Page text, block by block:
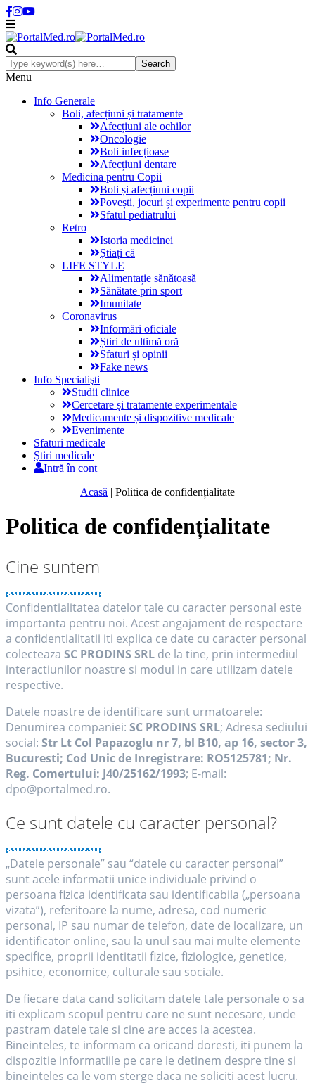
Menu
Info Generale
Boli, afecțiuni și tratamente
Afecțiuni ale ochilor
Oncologie
Boli infecțioase
Afecțiuni dentare
Medicina pentru Copii
Boli și afecțiuni copii
Povești, jocuri și experimente pentru copii
Sfatul pediatrului
Retro
Istoria medicinei
Știați că
LIFE STYLE
Alimentație sănătoasă
Sănătate prin sport
Imunitate
Coronavirus
Informări oficiale
Știri de ultimă oră
Sfaturi și opinii
Fake news
Info Specialişti
Studii clinice
Cercetare și tratamente experimentale
Medicamente și dispozitive medicale
Evenimente
Sfaturi medicale
Ştiri medicale
Intră în cont
Acasă | Politica de confidențialitate
Politica de confidențialitate
Cine suntem
Confidentialitatea datelor tale cu caracter personal este
importanta pentru noi. Acest angajament de respectare
a confidentialitatii iti explica ce date cu caracter personal
colecteaza SC PRODINS SRL de la tine, prin intermediul
interactiunilor noastre si modul in care utilizam datele
respective.
Datele noastre de identificare sunt urmatoarele:
Denumirea companiei: SC PRODINS SRL; Adresa sediului
social: Str Lt Col Papazoglu nr 7, bl B10, ap 16, sector 3,
Bucuresti; Cod Unic de Inregistrare: RO5125781; Nr.
Reg. Comertului: J40/25162/1993; E-mail:
dpo@portalmed.ro.
Ce sunt datele cu caracter personal?
„Datele personale” sau “datele cu caracter personal”
sunt acele informatii unice individuale privind o
persoana fizica identificata sau identificabila („persoana
vizata”), referitoare la nume, adresa, cod numeric
personal, IP sau numar de telefon, date de localizare, un
identificator online, sau la unul sau mai multe elemente
specifice, proprii identitatii fizice, fiziologice, genetice,
psihice, economice, culturale sau sociale.
De fiecare data cand solicitam datele tale personale o sa
iti explicam scopul pentru care ne sunt necesare, unde
pastram datele tale si cine are acces la acestea.
Bineinteles, te informam ca oricand doresti, iti punem la
dispozitie informatiile pe care le detinem despre tine si
bineinteles ca le vom sterge daca ne soliciti acest lucru.